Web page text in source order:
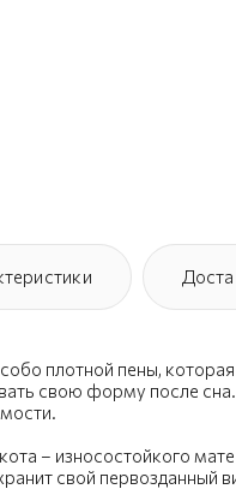
плотной пены,
свою форму после
– износостойкого
свой первозданный